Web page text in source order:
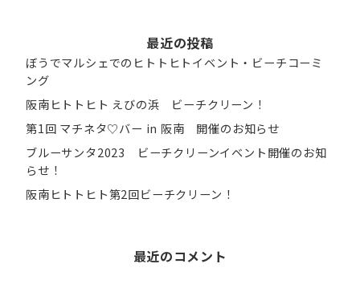
最近の投稿
ぼうでマルシェでのヒトトヒトイベント・ビーチコーミ
ング
阪南ヒトトヒト えびの浜 ビーチクリーン！
第1回 マチネタ♡バー in 阪南 開催のお知らせ
ブルーサンタ2023 ビーチクリーンイベント開催のお知
らせ！
阪南ヒトトヒト第2回ビーチクリーン！
最近のコメント